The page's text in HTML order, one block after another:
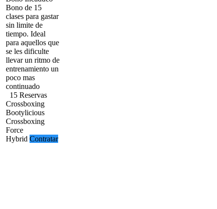
Bono de 15
clases para gastar
sin limite de
tiempo. Ideal
para aquellos que
se les dificulte
llevar un ritmo de
entrenamiento un
poco mas
continuado
15 Reservas
Crossboxing
Bootylicious
Crossboxing
Force
Hybrid Contratar